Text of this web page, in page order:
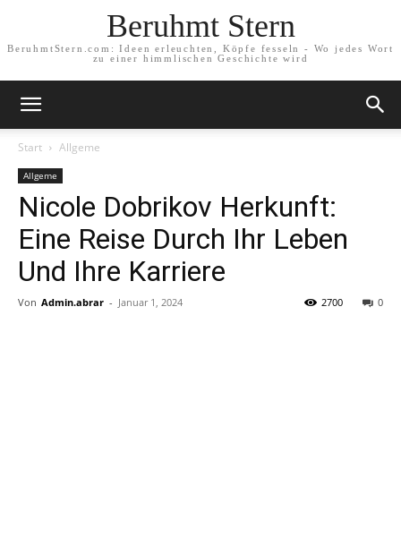
Beruhmt Stern
BeruhmtStern.com: Ideen erleuchten, Köpfe fesseln - Wo jedes Wort
zu einer himmlischen Geschichte wird
Start Allgeme
Allgeme
Nicole Dobrikov Herkunft:
Eine Reise Durch Ihr Leben
Und Ihre Karriere
Von Admin.abrar - Januar 1, 2024 0
2700